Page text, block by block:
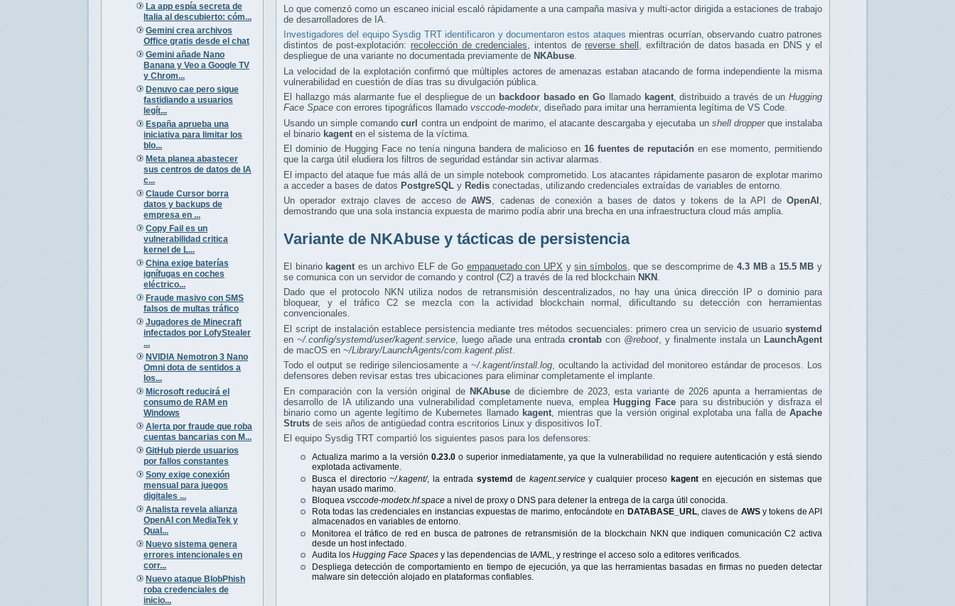
La app espía secreta de
Italia al descubierto: cóm...
Gemini crea archivos
Office gratis desde el chat
Gemini añade Nano
Banana y Veo a Google TV
y Chrom...
Denuvo cae pero sigue
fastidiando a usuarios
legít...
España aprueba una
iniciativa para limitar los
blo...
Meta planea abastecer
sus centros de datos de IA
c...
Claude Cursor borra
datos y backups de
empresa en ...
Copy Fail es un
vulnerabilidad critica
kernel de L...
China exige baterías
ignífugas en coches
eléctrico...
Fraude masivo con SMS
falsos de multas tráfico
Jugadores de Minecraft
infectados por LofyStealer
...
NVIDIA Nemotron 3 Nano
Omni dota de sentidos a
los...
Microsoft reducirá el
consumo de RAM en
Windows
Alerta por fraude que roba
cuentas bancarias con M...
GitHub pierde usuarios
por fallos constantes
Sony exige conexión
mensual para juegos
digitales ...
Analista revela alianza
OpenAI con MediaTek y
Qual...
Nuevo sistema genera
errores intencionales en
corr...
Nuevo ataque BlobPhish
roba credenciales de
inicio...
Lo que comenzó como un escaneo inicial escaló rápidamente a una campaña masiva y multi-actor dirigida a estaciones de trabajo
de desarrolladores de IA.
Investigadores del equipo Sysdig TRT identificaron y documentaron estos ataques mientras ocurrían, observando cuatro patrones
distintos de post-explotación: recolección de credenciales, intentos de reverse shell , exfiltración de datos basada en DNS y el
despliegue de una variante no documentada previamente de NKAbuse.
La velocidad de la explotación confirmó que múltiples actores de amenazas estaban atacando de forma independiente la misma
vulnerabilidad en cuestión de días tras su divulgación pública.
El hallazgo más alarmante fue el despliegue de un backdoor basado en Go llamado kagent, distribuido a través de un Hugging
Face Space con errores tipográficos llamado vsccode-modetx, diseñado para imitar una herramienta legítima de VS Code.
Usando un simple comandocurl contra un endpoint de marimo, el atacante descargaba y ejecutaba un shell dropperque instalaba
el binario kagent en el sistema de la víctima.
El dominio de Hugging Face no tenía ninguna bandera de malicioso en16 fuentes de reputación en ese momento, permitiendo
que la carga útil eludiera los filtros de seguridad estándar sin activar alarmas.
El impacto del ataque fue más allá de un simple notebook comprometido. Los atacantes rápidamente pasaron de explotar marimo
a acceder a bases de datos PostgreSQL y Redis conectadas, utilizando credenciales extraídas de variables de entorno.
Un operador extrajo claves de acceso deAWS, cadenas de conexión a bases de datos y tokens de la API deOpenAI ,
demostrando que una sola instancia expuesta de marimo podía abrir una brecha en una infraestructura cloud más amplia.
Variante de NKAbuse y tácticas de persistencia
El binario kagent es un archivo ELF de Go empaquetado con UPX ysin símbolos , que se descomprime de 4.3 MBa 15.5 MB y
se comunica con un servidor de comando y control (C2) a través de la red blockchain NKN
Dado que el protocolo NKN utiliza nodos de retransmisión descentralizados, no hay una única dirección IP o dominio para
bloquear, y el tráfico C2 se mezcla con la actividad blockchain normal, dificultando su detección con herramientas
convencionales.
El script de instalación establece persistencia mediante tres métodos secuenciales: primero crea un servicio de usuario systemd
en ~/.config/systemd/user/kagent.service , luego añade una entrada crontab con @reboot , y finalmente instala un LaunchAgent
de macOS en ~/Library/LaunchAgents/com.kagent.plist
Todo el output se redirige silenciosamente a ~/.kagent/install.log, ocultando la actividad del monitoreo estándar de procesos. Los
defensores deben revisar estas tres ubicaciones para eliminar completamente el implante.
En comparación con la versión original de NKAbusede diciembre de 2023, esta variante de 2026 apunta a herramientas de
desarrollo de IA utilizando una vulnerabilidad completamente nueva, emplea Hugging Face para su distribución y disfraza el
binario como un agente legítimo de Kubernetes llamado kagent, mientras que la versión original explotaba una falla deApache
Struts de seis años de antigüedad contra escritorios Linux y dispositivos IoT.
El equipo Sysdig TRT compartió los siguientes pasos para los defensores:
Actualiza marimo a la versión 0.23.0 o superior inmediatamente, ya que la vulnerabilidad no requiere autenticación y está siendo
explotada activamente.
Busca el directorio~/.kagent/, la entrada systemdde kagent.servicey cualquier proceso kagenten ejecución en sistemas que
hayan usado marimo.
Bloquea vsccode-modetx.hf.space a nivel de proxy o DNS para detener la entrega de la carga útil conocida.
Rota todas las credenciales en instancias expuestas de marimo, enfocándote en DATABASE_URL, claves de AWSy tokens de API
almacenados en variables de entorno.
Monitorea el tráfico de red en busca de patrones de retransmisión de la blockchain NKN que indiquen comunicación C2 activa
desde un host infectado.
Audita los Hugging Face Spaces y las dependencias de IA/ML, y restringe el acceso solo a editores verificados.
Despliega detección de comportamiento en tiempo de ejecución, ya que las herramientas basadas en firmas no pueden detectar
malware sin detección alojado en plataformas confiables.